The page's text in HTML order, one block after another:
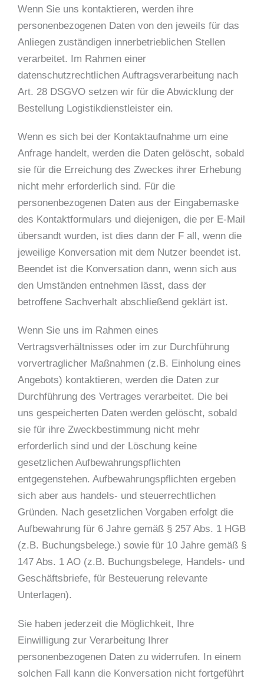
Wenn Sie uns kontaktieren, werden ihre
personenbezogenen Daten von den jeweils für das
Anliegen zuständigen innerbetrieblichen Stellen
verarbeitet. Im Rahmen einer
datenschutzrechtlichen Auftragsverarbeitung nach
Art. 28 DSGVO setzen wir für die Abwicklung der
Bestellung Logistikdienstleister ein.
Wenn es sich bei der Kontaktaufnahme um eine
Anfrage handelt, werden die Daten gelöscht, sobald
sie für die Erreichung des Zweckes ihrer Erhebung
nicht mehr erforderlich sind. Für die
personenbezogenen Daten aus der Eingabemaske
des Kontaktformulars und diejenigen, die per E-Mail
übersandt wurden, ist dies dann der F all, wenn die
jeweilige Konversation mit dem Nutzer beendet ist.
Beendet ist die Konversation dann, wenn sich aus
den Umständen entnehmen lässt, dass der
betroffene Sachverhalt abschließend geklärt ist.
Wenn Sie uns im Rahmen eines
Vertragsverhältnisses oder im zur Durchführung
vorvertraglicher Maßnahmen (z.B. Einholung eines
Angebots) kontaktieren, werden die Daten zur
Durchführung des Vertrages verarbeitet. Die bei
uns gespeicherten Daten werden gelöscht, sobald
sie für ihre Zweckbestimmung nicht mehr
erforderlich sind und der Löschung keine
gesetzlichen Aufbewahrungspflichten
entgegenstehen. Aufbewahrungspflichten ergeben
sich aber aus handels- und steuerrechtlichen
Gründen. Nach gesetzlichen Vorgaben erfolgt die
Aufbewahrung für 6 Jahre gemäß § 257 Abs. 1 HGB
(z.B. Buchungsbelege.) sowie für 10 Jahre gemäß §
147 Abs. 1 AO (z.B. Buchungsbelege, Handels- und
Geschäftsbriefe, für Besteuerung relevante
Unterlagen).
Sie haben jederzeit die Möglichkeit, Ihre
Einwilligung zur Verarbeitung Ihrer
personenbezogenen Daten zu widerrufen. In einem
solchen Fall kann die Konversation nicht fortgeführt